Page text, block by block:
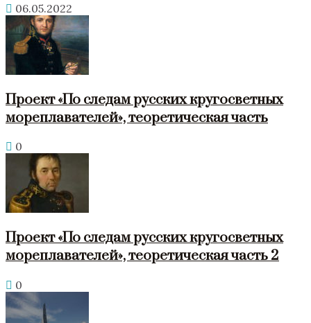
06.05.2022
Проект «По следам русских кругосветных
мореплавателей», теоретическая часть
0
Проект «По следам русских кругосветных
мореплавателей», теоретическая часть 2
0